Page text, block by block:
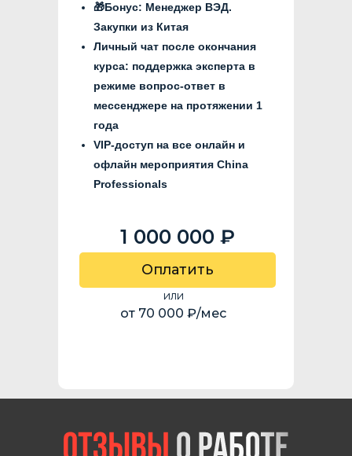
от 70 000 ₽/мес
или
🎁Бонус: Менеджер ВЭД.
Закупки из Китая
Личный чат после окончания
курса: поддержка эксперта в
режиме вопрос-ответ в
мессенджере на протяжении 1
года
VIP-доступ на все онлайн и
офлайн мероприятия China
Professionals
1 000 000 ₽
Оплатить
Отзывы работе
с Андреем